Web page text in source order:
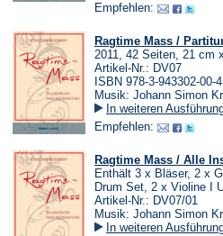
Empfehlen:
Ragtime Mass /
2011, 42 Seiten, 21 cm
Artikel-Nr.: DV07
ISBN 978-3-943302-00-4
Musik: Johann Simon
In weiteren
Empfehlen:
Ragtime Mass / Alle
Enthält 3 x Bläser, 2 x
Drum Set, 2 x Violine I
Artikel-Nr.: DV07/01
Musik: Johann Simon
In weiteren